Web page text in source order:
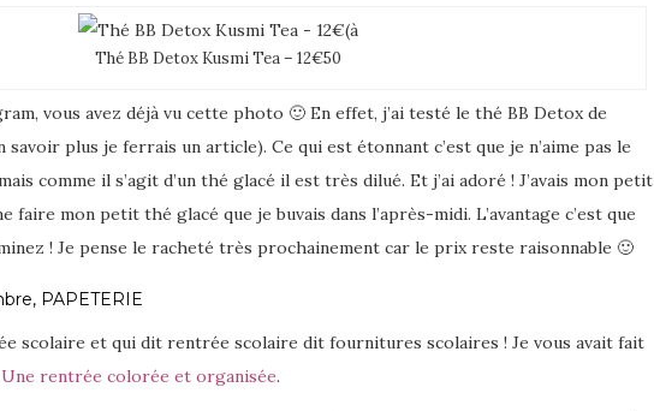
Thé BB Detox Kusmi Tea – 12€50
vous avez déjà vu cette photo 🙂 En effet, j’ai testé le thé BB Detox de
savoir plus je ferrais un article). Ce qui est étonnant c’est que je n’aime pas le
comme il s’agit d’un thé glacé il est très dilué. Et j’ai adoré ! J’avais mon petit
faire mon petit thé glacé que je buvais dans l’après-midi. L’avantage c’est que
! Je pense le racheté très prochainement car le prix reste raisonnable 🙂
PAPETERIE
scolaire et qui dit rentrée scolaire dit fournitures scolaires ! Je vous avait fait
Une rentrée colorée et organisée.